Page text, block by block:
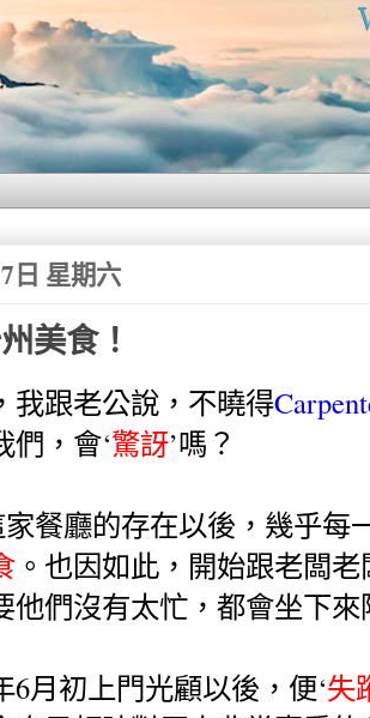
日 星期六
美食！
我跟老公說，不曉得
們，會‘驚訝’嗎？
家餐廳的存在以後，幾乎
。也因如此，開始跟老闆
他們沒有太忙，都會坐下來
6月初上門光顧以後，便‘失